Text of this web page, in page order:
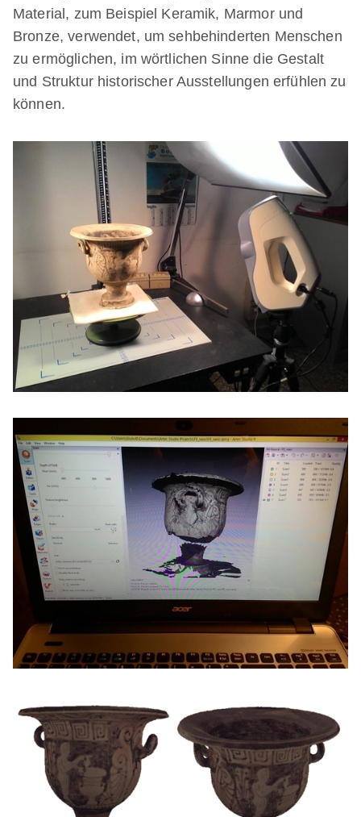
Material, zum Beispiel Keramik, Marmor und
Bronze, verwendet, um sehbehinderten Menschen
zu ermöglichen, im wörtlichen Sinne die Gestalt
und Struktur historischer Ausstellungen erfühlen zu
können.